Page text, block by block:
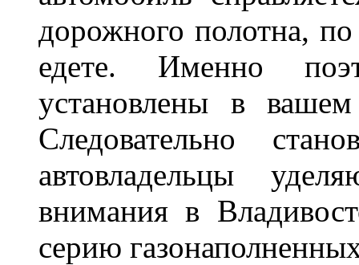
дорожного полотна,
едете. Именно
установлены в
Следовательно
автовладельцы
внимания в
серию